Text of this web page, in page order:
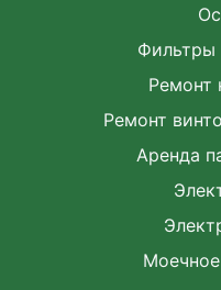
Фильтры
Ремонт
Ремонт
Аренда